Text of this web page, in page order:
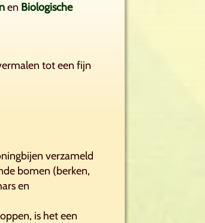
en Biologische
tot een fijn
verzameld
bomen (berken,
en
is het een